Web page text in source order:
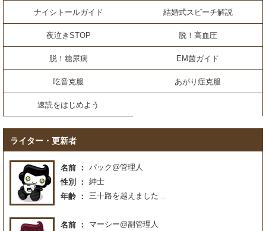
ナイシトールガイド 結婚式スピーチ解説
夜泣きSTOP 脱！高血圧
脱！糖尿病 EM菌ガイド
吃音克服 あがり症克服
速読をはじめよう
ライター・更新者
名前
パック@管理人
性別
紳士
年齢
三十路を越えました…
名前
マーシー@副管理人